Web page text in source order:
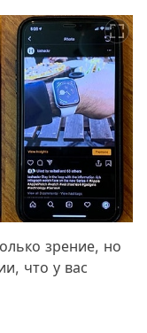
зрение, но
что у вас